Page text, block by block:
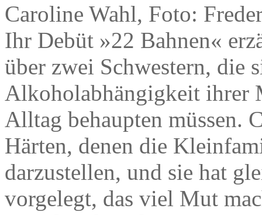
Caroline Wahl, Foto:
Ihr Debüt »22 Bahnen«
über zwei Schwestern, die
Alkoholabhängigkeit ihrer
Alltag behaupten müssen.
Härten, denen die
darzustellen, und sie hat
vorgelegt, das viel Mut